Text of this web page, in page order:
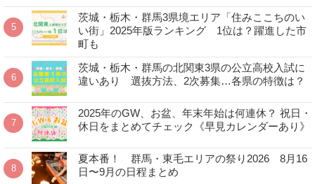
茨城・栃木・群馬3県境エリア「住みここちのい
い街」2025年版ランキング 1位は？躍進した市
町も
茨城・栃木・群馬の北関東3県の公立高校入試に
違いあり 選抜方法、2次募集…各県の特徴は？
2025年のGW、お盆、年末年始は何連休？ 祝日・
休日をまとめてチェック《早見カレンダーあり》
夏本番！ 群馬・東毛エリアの祭り2026 8月16
日〜9月の日程まとめ